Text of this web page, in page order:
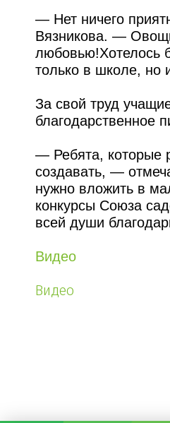
— Нет ничего
Вязникова. —
любовью!Хотелось
только в школе, но
За свой труд
благодарственное
— Ребята, которые
создавать, —
нужно вложить в
конкурсы Союза
всей души
Видео
Видео